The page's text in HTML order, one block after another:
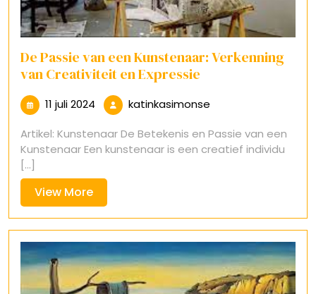
De Passie van een Kunstenaar: Verkenning
van Creativiteit en Expressie
11 juli 2024
2024
katinkasimonse
Artikel: Kunstenaar De Betekenis en Passie van een
Kunstenaar Een kunstenaar is een creatief individu
[...]
View MoreView
More